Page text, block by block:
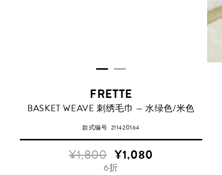
FRETTE
BASKET WEAVE 刺绣毛巾 — 水绿色/米色
款式编号 211420164
¥1,800 ¥1,080
6折